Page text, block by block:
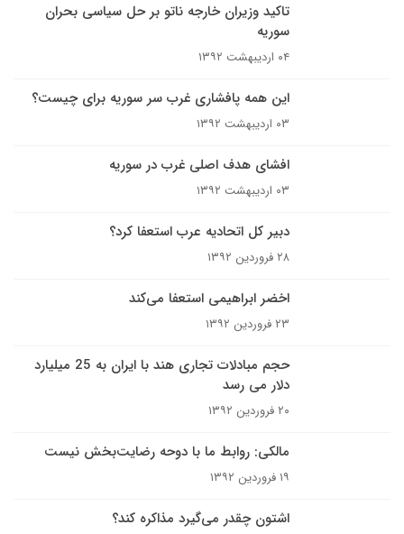
تاکید وزیران خارجه ناتو بر حل سیاسی بحران
سوریه
۰۴ اردیبهشت ۱۳۹۲
این همه پافشاری غرب سر سوریه برای چیست؟
۰۳ اردیبهشت ۱۳۹۲
افشای هدف اصلی غرب در سوریه
۰۳ اردیبهشت ۱۳۹۲
دبیر کل اتحادیه عرب استعفا کرد؟
۲۸ فروردین ۱۳۹۲
اخضر ابراهیمی استعفا می‌کند
۲۳ فروردین ۱۳۹۲
حجم مبادلات تجاری هند با ایران به 25 میلیارد
دلار می رسد
۲۰ فروردین ۱۳۹۲
مالکی: روابط ما با دوحه رضایت‌بخش نیست
۱۹ فروردین ۱۳۹۲
اشتون چقدر می‌گیرد مذاکره کند؟